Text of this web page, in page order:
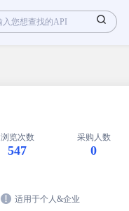
浏览次数
547
采购人数
0
适用于个人&企业